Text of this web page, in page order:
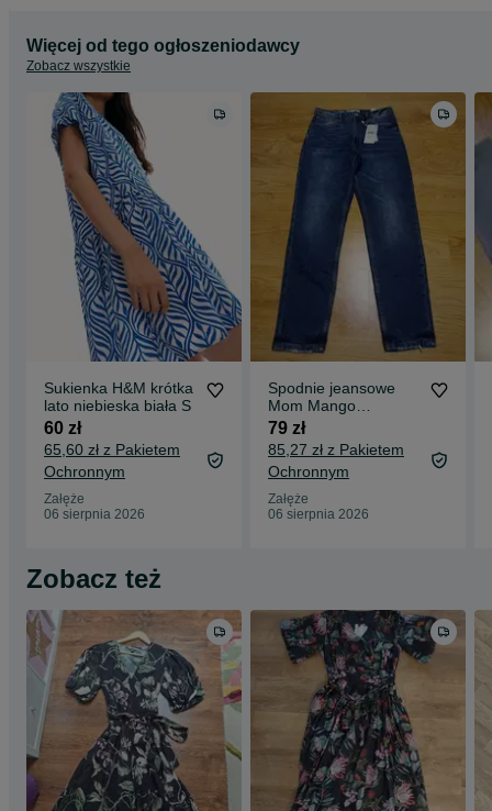
Więcej od tego ogłoszeniodawcy
Zobacz wszystkie
Sukienka H&M krótka
lato niebieska biała S
60 zł
65,60 zł z Pakietem
Ochronnym
Załęże
06 sierpnia 2026
Spodnie jeansowe
Mom Mango
dzinsowe ankle 36
79 zł
85,27 zł z Pakietem
Ochronnym
Załęże
06 sierpnia 2026
Zobacz też